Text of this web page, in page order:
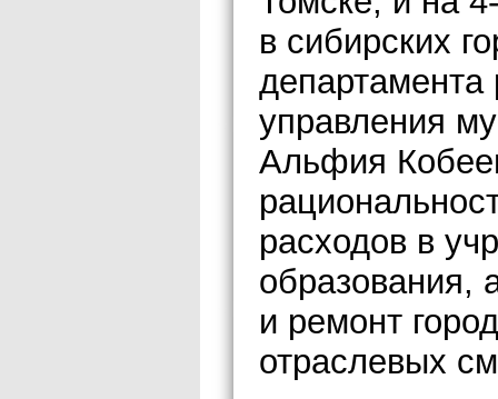
в сибирских
департамента
управления
Альфия
расходов в
образования,
и ремонт
отраслевых